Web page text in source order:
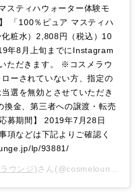
ティハウォーター体験モ
「100％ピュア マスティハ
粧水）2,808円（税込）10
年8月上旬までにInstagram
ただきます。 ※コスメラウ
ーされていない方、指定の
選を無効とさせていただき
金、第三者への譲渡・転売
募期間】 2019年7月28日
項などは下記よりご確認く
lp/93881/
ウンジ)さん(@cosmelounge)がシェアした投稿 –